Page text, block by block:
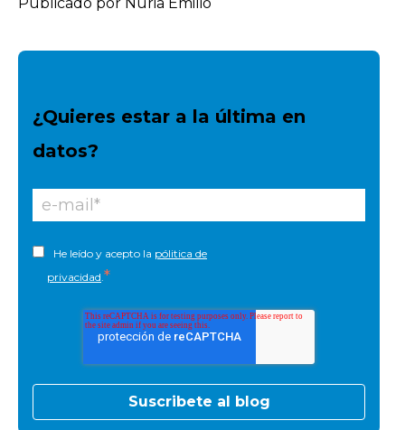
¿Quieres estar a la última en
datos?
He leído y acepto la pólitica de
privacidad.*